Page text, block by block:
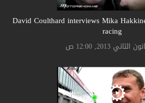
David Coulthard interviews Mika
racing